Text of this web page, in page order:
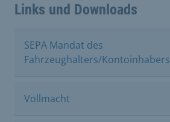
Links und Downloads
SEPA Mandat des
Fahrzeughalters/Kontoinhabers
Vollmacht